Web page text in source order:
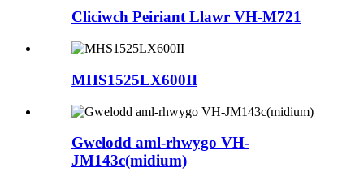
Cliciwch Peiriant Llawr VH-M721
MHS1525LX600II
Gwelodd aml-rhwygo VH-
JM143c(midium)